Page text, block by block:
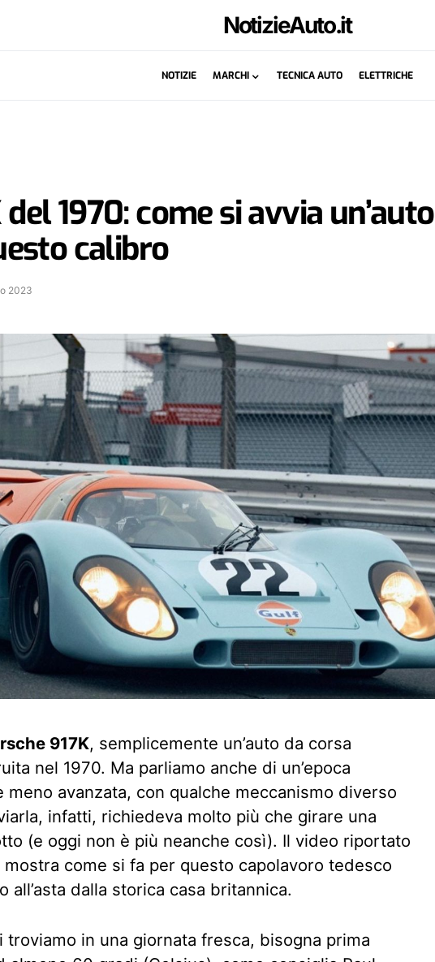
NotizieAuto.it
NOTIZIE MARCHI TECNICA AUTO ELETTRICHE
1970: come si avvia un’auto
calibro
2023
917K, semplicemente un’auto da corsa
nel 1970. Ma parliamo anche di un’epoca
meno avanzata, con qualche meccanismo diverso
infatti, richiedeva molto più che girare una
(e oggi non è più neanche così). Il video riportato
mostra come si fa per questo capolavoro tedesco
all’asta dalla storica casa britannica.
troviamo in una giornata fresca, bisogna prima